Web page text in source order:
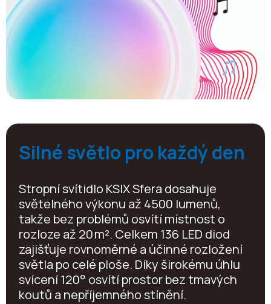
Silné světlo pro každý den
Stropní svítidlo KSIX Sfera dosahuje
světelného výkonu až 4500 lumenů,
takže bez problémů osvítí místnost o
rozloze až 20 m². Celkem 136 LED diod
zajišťuje rovnoměrné a účinné rozložení
světla po celé ploše. Díky širokému úhlu
svícení 120° osvítí prostor bez tmavých
koutů a nepříjemného stínění.